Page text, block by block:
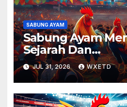
SABUNG AYAM
Sabung Ayam
Sejarah Dan
Berbagai Daerah
Gaya Santai
JUL 31, 2026 WXETD